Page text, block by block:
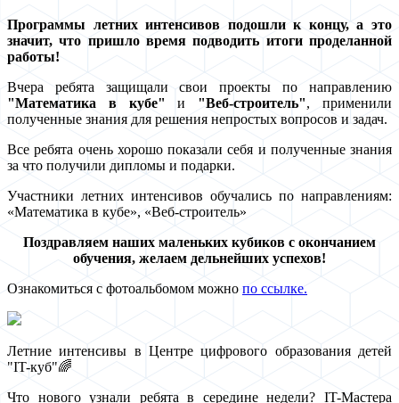
Программы летних интенсивов подошли к концу, а это
значит, что пришло время подводить итоги проделанной
работы!
Вчера ребята защищали свои проекты по направлению
"Математика в кубе" и "Веб-строитель", применили
полученные знания для решения непростых вопросов и задач.
Все ребята очень хорошо показали себя и полученные знания
за что получили дипломы и подарки.
Участники летних интенсивов обучались по направлениям:
«Математика в кубе», «Веб-строитель»
Поздравляем наших маленьких кубиков с окончанием
обучения, желаем дельнейших успехов!
Ознакомиться с фотоальбомом можно по ссылке.
Летние интенсивы в Центре цифрового образования детей
"IT-куб"🌈
Что нового узнали ребята в середине недели? IT-Мастера